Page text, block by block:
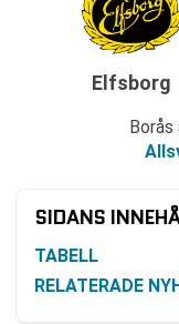
Elfsborg
Borås
SIDANS
TABELL
RELATERADE